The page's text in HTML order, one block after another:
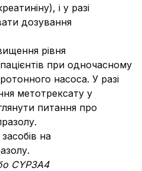
і у разі
дозування
рівня
при одночасному
насоса. У разі
метотрексату у
питання про
на
CYP3A4